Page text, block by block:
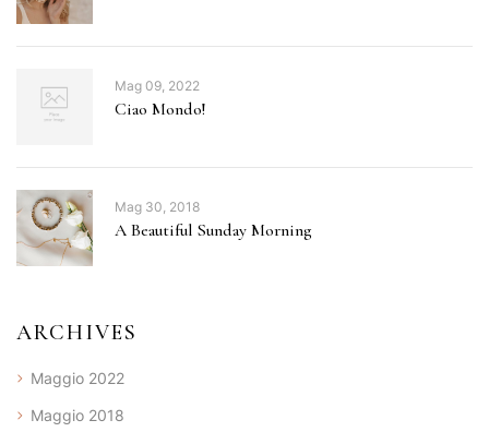
Mag 09, 2022
Ciao Mondo!
Mag 30, 2018
A Beautiful Sunday Morning
ARCHIVES
Maggio 2022
Maggio 2018